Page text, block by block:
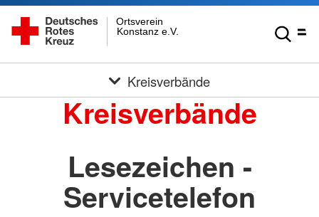
Konstanz e.V.
Ortsverein
Kreisverbände
Kreisverbände
Lesezeichen -
Servicetelefon